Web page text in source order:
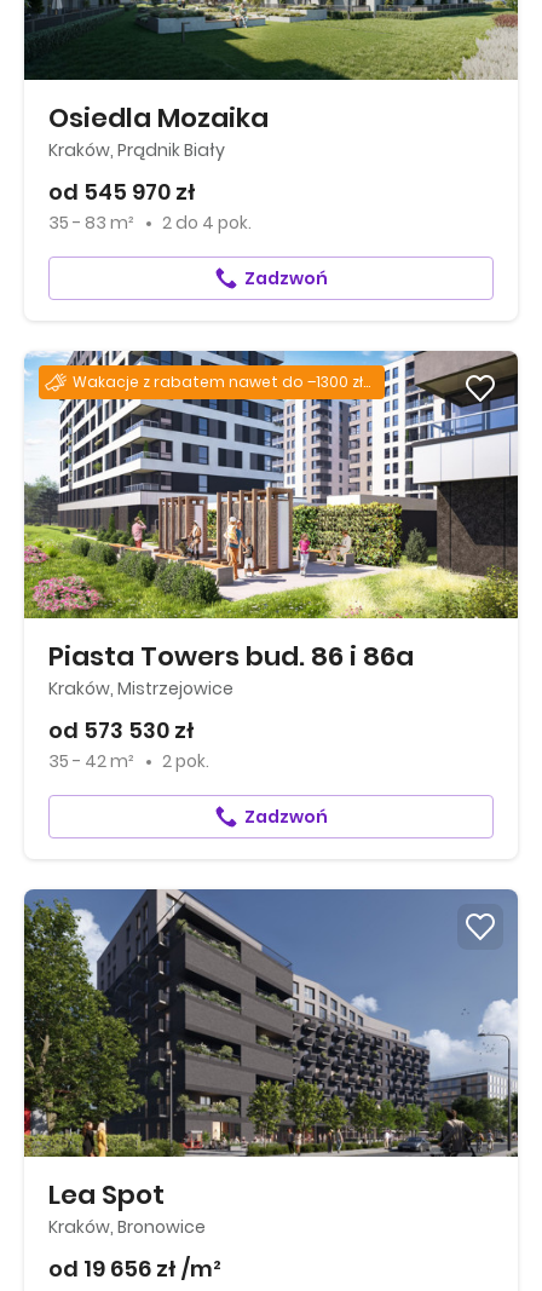
Osiedla Mozaika
Kraków, Prądnik Biały
od 545 970 zł
35 - 83 m² 2 do 4 pok.
Zadzwoń
Wakacje z rabatem nawet do –1300 zł za każdy m²!
Piasta Towers bud. 86 i 86a
Kraków, Mistrzejowice
od 573 530 zł
35 - 42 m² 2 pok.
Zadzwoń
Lea Spot
Kraków, Bronowice
od 19 656 zł /m²